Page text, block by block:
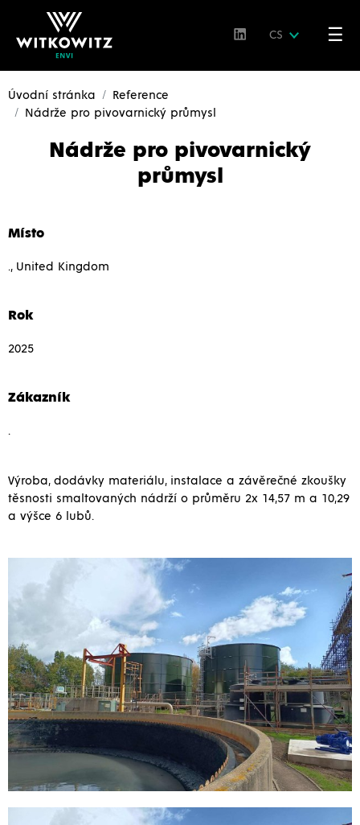
CS ☰
Úvodní stránka
Reference
Nádrže pro pivovarnický průmysl
Nádrže pro pivovarnický
průmysl
Místo
., United Kingdom
Rok
2025
Zákazník
.
Výroba, dodávky materiálu, instalace a závěrečné zkoušky
těsnosti smaltovaných nádrží o průměru 2x 14,57 m a 10,29
a výšce 6 lubů.